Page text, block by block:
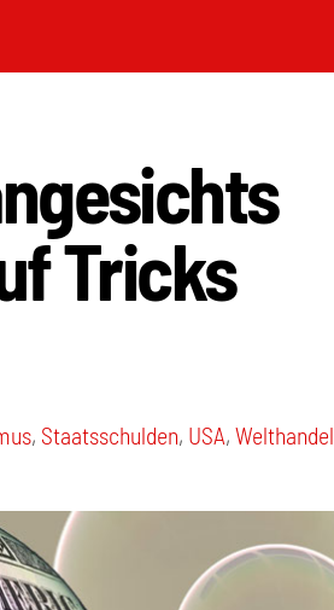
Tricks
, Staatsschulden, USA,Welthandel